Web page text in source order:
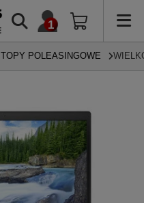
POLEASINGOWE